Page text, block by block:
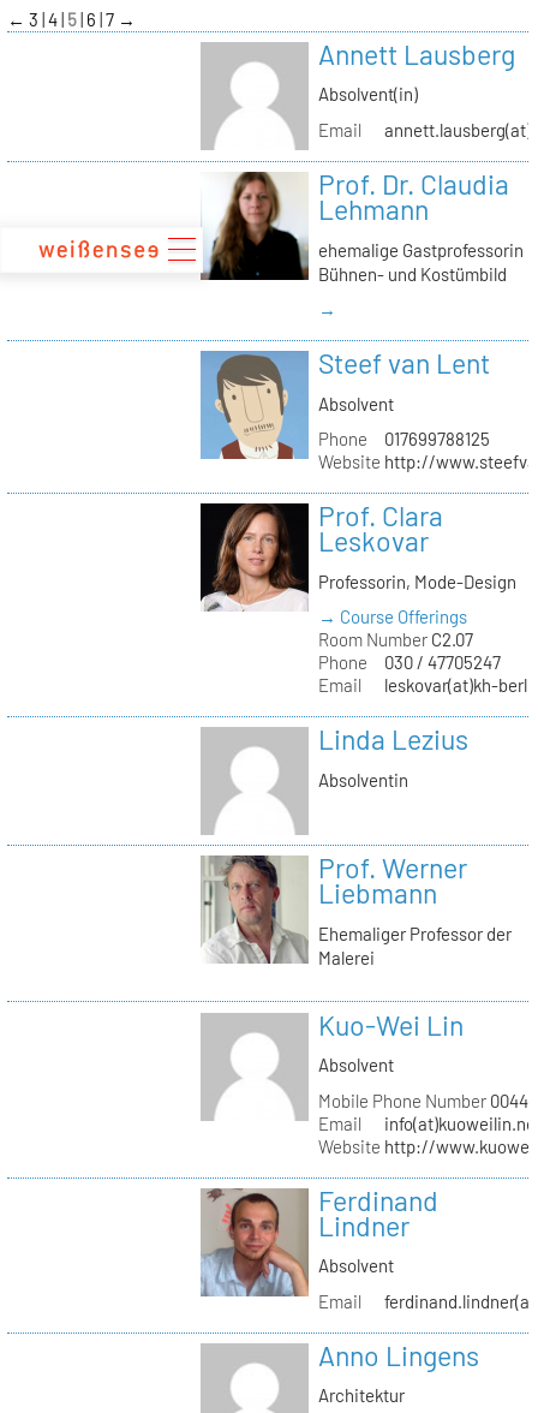
zum
Inhalt
← 3 4 5 6 7 →
Annett Lausberg
Absolvent(in)
Email
Prof. Dr. Claudia
Lehmann
ehemalige Gastprofessorin
Bühnen- und Kostümbild
→
Steef van Lent
Absolvent
Phone
017699788125
Website http://
Prof. Clara
Leskovar
Professorin, Mode-Design
→ Course Offerings
Room NumberC2.07
Phone
030 / 47705247
Email
leskovar(at)kh-
Linda Lezius
Absolventin
Prof. Werner
Liebmann
Ehemaliger Professor der
Malerei
Kuo-Wei Lin
Absolvent
Mobile Phone Number0044
Email
Website http://
Ferdinand
Lindner
Absolvent
Email
Anno Lingens
Architektur